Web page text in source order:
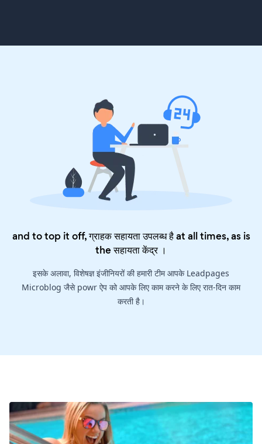
and to top it off, ग्राहक सहायता उपलब्ध है at all times, as is
theसहायता केंद्र।
इसके अलावा, विशेषज्ञ इंजीनियरों की हमारी टीम आपके Leadpages
Microblog जैसे powr ऐप को आपके लिए काम करने के लिए रात-दिन काम
करती है।